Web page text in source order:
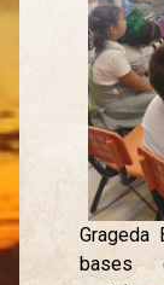
Grageda
bases